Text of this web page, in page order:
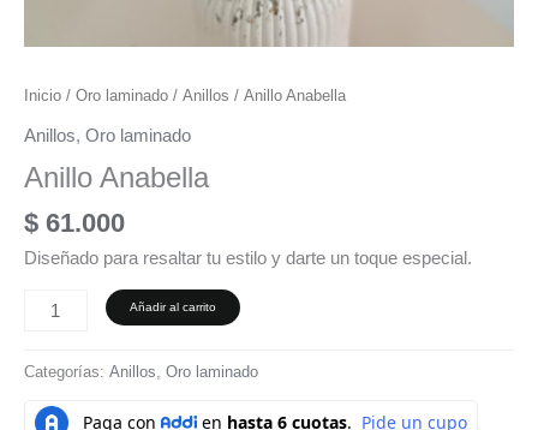
Inicio / Oro laminado / Anillos / Anillo Anabella
Anillos, Oro laminado
Anillo Anabella
$ 61.000
Diseñado para resaltar tu estilo y darte un toque especial.
Añadir al carrito
Categorías: Anillos, Oro laminado